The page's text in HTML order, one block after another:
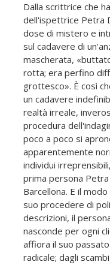
Dalla scrittrice che
dell'ispettrice Petra
dose di mistero e
sul cadavere di
mascherata,
rotta; era perfino
grottesco». È così
un cadavere
realtà irreale,
procedura
poco a poco si
apparentemente
individui
prima persona
Barcellona. E il
suo procedere di
descrizioni, il
nasconde per ogni
affiora il suo
radicale; dagli